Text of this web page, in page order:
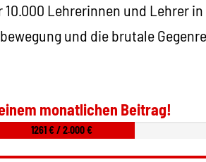
Lehrerinnen und Lehrer
und die brutale
monatlichen Beitrag!
1261 € / 2.000 €